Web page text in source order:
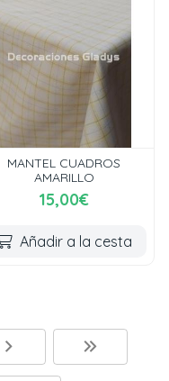
MANTEL CUADROS
AMARILLO
15,00€
Añadir a la cesta